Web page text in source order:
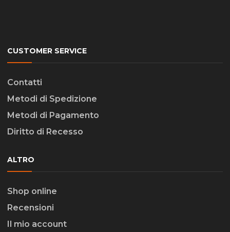
CUSTOMER SERVICE
Contatti
Metodi di Spedizione
Metodi di Pagamento
Diritto di Recesso
ALTRO
Shop online
Recensioni
Il mio account